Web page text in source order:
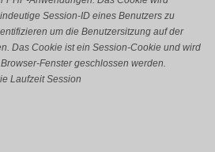
Session-ID eines Benutzers zu
um die Benutzersitzung auf der
Das Cookie ist ein Session-Cookie und wird
Fenster geschlossen werden.
Laufzeit Session